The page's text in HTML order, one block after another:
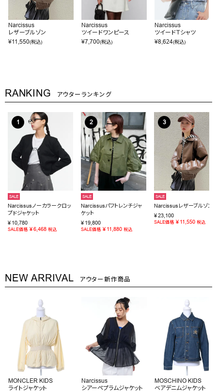
Narcissus
レザーブルゾン
¥11,550(税込)
Narcissus
ツイードワンピース
¥7,700(税込)
Narcissus
ツイードＴシャツ
¥8,624(税込)
RANKING アウターランキング
SALE
Narcissusノーカラークロッ
プドジャケット
¥ 10,780
SALE価格 ¥6,468 税込
SALE
Narcissusパフトレンチジャ
ケット
¥ 19,800
SALE価格 ¥ 11,880 税込
SALE
Narcissusレザーブルゾン
¥23,100
SALE価格 ¥ 11,550 税込
NEW ARRIVAL アウター新作商品
MONCLER KIDS
ライトジャケット
Narcissus
シアーペプラムジャケット
MOSCHINO KIDS
ベアデニムジャケット